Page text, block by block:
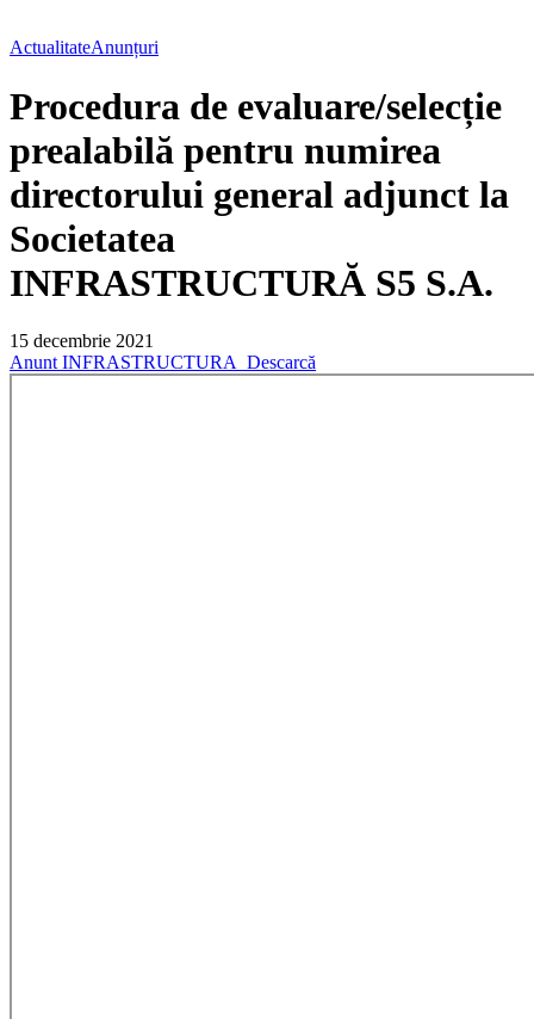
ActualitateAnunțuri
Procedura de evaluare/selecție
prealabilă pentru numirea
directorului general adjunct la
Societatea
INFRASTRUCTURĂ S5 S.A.
15 decembrie 2021
Anunt INFRASTRUCTURA_ Descarcă